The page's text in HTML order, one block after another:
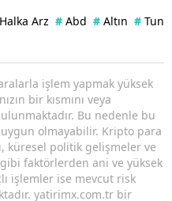
Halka Arz # Abd # Altın #
işlem yapmak yüksek
bir kısmını veya
Bu nedenle bu
olmayabilir. Kripto para
küresel politik gelişmeler ve
faktörlerden ani ve yüksek
işlemler ise mevcut risk
yatirimx.com.tr bir